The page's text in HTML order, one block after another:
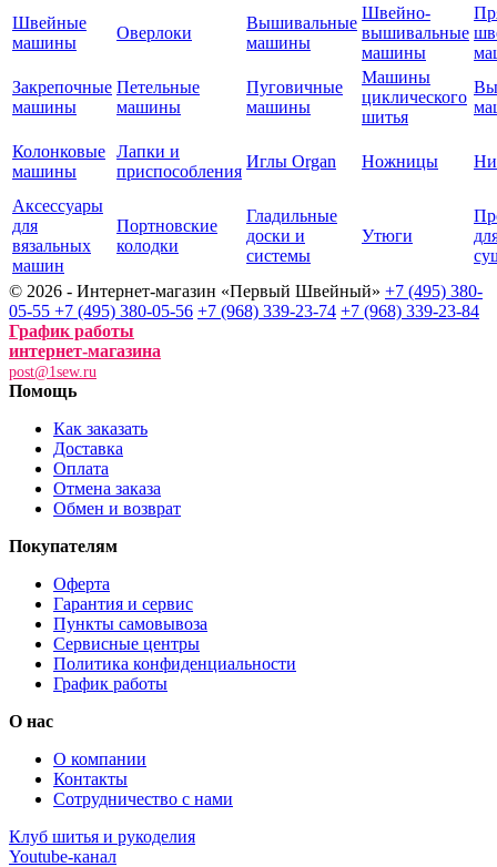
Швейные
машины
Оверлоки
Вышивальные
машины
Швейно-
вышивальные
машины
Закрепочные
машины
Петельные
машины
Пуговичные
машины
Машины
циклического
шитья
Колонковые
машины
Лапки и
приспособления
Иглы Organ Ножницы
Аксессуары
для
вязальных
машин
Портновские
колодки
Гладильные
доски и
системы
Утюги
© 2026 - Интернет-магазин «Первый Швейный» +7 (495) 380-
05-55 +7 (495) 380-05-56 +7 (968) 339-23-74 +7 (968) 339-23-84
График работы
интернет-магазина
post@1sew.ru
Помощь
Как заказать
Доставка
Оплата
Отмена заказа
Обмен и возврат
Покупателям
Оферта
Гарантия и сервис
Пункты самовывоза
Сервисные центры
Политика конфиденциальности
График работы
О нас
О компании
Контакты
Сотрудничество с нами
Клуб шитья и рукоделия
Youtube-канал